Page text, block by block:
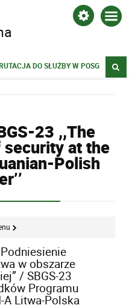
DO SŁUŻBY W POSG
23 ,,The
at the
Polish
w obszarze
/ SBGS-23
Programu
A Litwa-Polska